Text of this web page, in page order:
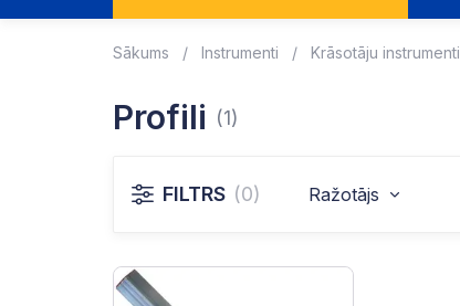
Sākums Instrumenti Krāsotāju instrumenti
Profili (1)
FILTRS (0) Ražotājs